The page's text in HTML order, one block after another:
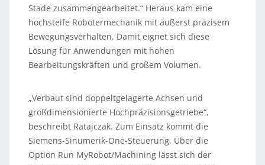
Stade zusammengearbeitet.“ Heraus kam eine
hochsteife Robotermechanik mit äußerst präzisem
Bewegungsverhalten. Damit eignet sich diese
Lösung für Anwendungen mit hohen
Bearbeitungskräften und großem Volumen.
„Verbaut sind doppeltgelagerte Achsen und
großdimensionierte Hochpräzisionsgetriebe“,
beschreibt Ratajczak. Zum Einsatz kommt die
Siemens-Sinumerik-One-Steuerung. Über die
Option Run MyRobot/Machining lässt sich der